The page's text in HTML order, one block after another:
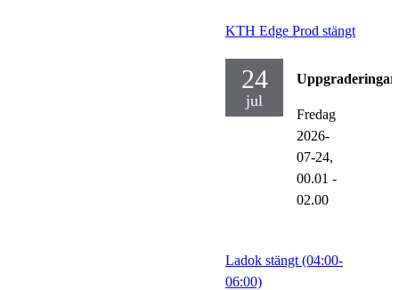
KTH Edge Prod stängt
24
jul
Uppgraderingar
Fredag
2026-
07-24,
00.01 -
02.00
Ladok stängt (04:00-
06:00)